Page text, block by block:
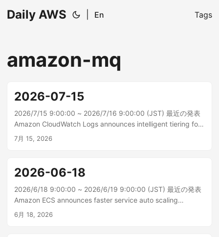
Daily AWS En Tags
amazon-mq
2026-07-15
2026/7/15 9:00:00 ~ 2026/7/16 9:00:00 (JST) 最近の発表
Amazon CloudWatch Logs announces intelligent tiering for
storage Amazon CloudWatch Logs は、インテリジェントな
7月 15, 2026
2026-06-18
2026/6/18 9:00:00 ~ 2026/6/19 9:00:00 (JST) 最近の発表
Amazon ECS announces faster service auto scaling
Amazon ECS サービスの Auto Scaling は、高解像度 (20 秒)
6月 18, 2026